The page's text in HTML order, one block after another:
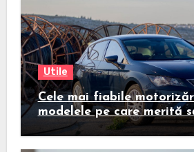
Utile
Cele mai fiabile
modelele pe care merită